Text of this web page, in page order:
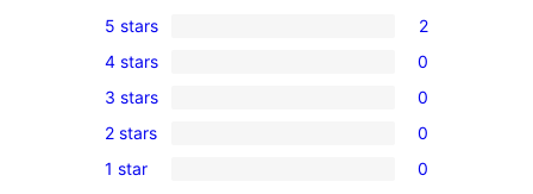
2
5-
star
reviews
5 stars 2
0
4-
star
reviews
4 stars 0
0
3-
star
3 stars 0
0
2-
2 stars 0
0
1 star 0